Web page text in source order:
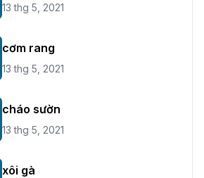
13 thg 5, 2021
cơm rang
13 thg 5, 2021
cháo sườn
13 thg 5, 2021
xôi gà